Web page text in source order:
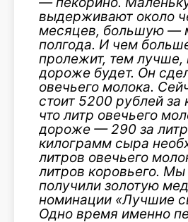
выдерживают около
месяцев, большую —
полгода. И чем
пролежит, тем лучше,
дороже будет. Он
овечьего молока.
стоит 5200 рублей за
что литр овечьего
дороже — 290 за
килограмм сыра
литров овечьего
литров коровьего. Мы
получили золотую
номинации «Лучшие
Одно время именно